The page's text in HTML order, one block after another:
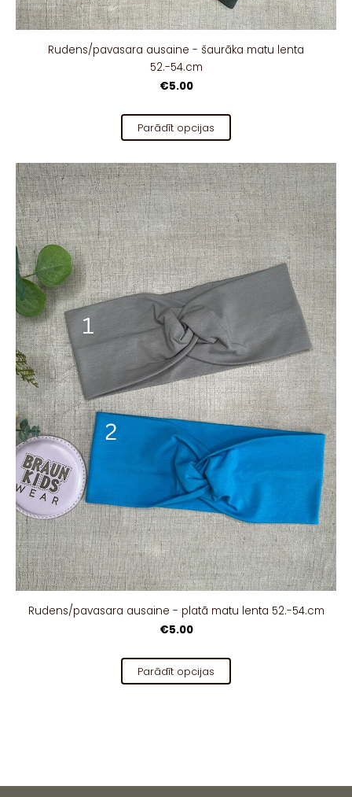
Rudens/pavasara ausaine - šaurāka matu lenta
52.-54.cm
€5.00
Parādīt opcijas
Rudens/pavasara ausaine - platā matu lenta 52.-54.cm
€5.00
Parādīt opcijas